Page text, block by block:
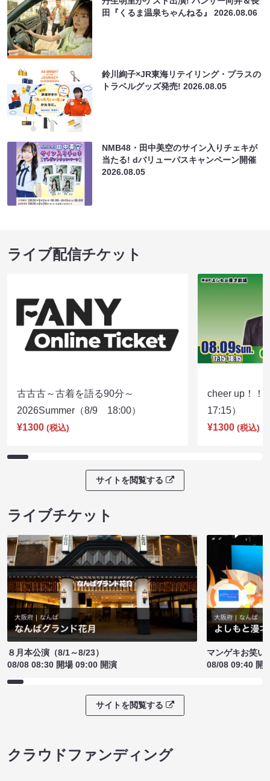
田『くるま温泉ちゃんねる』2026.08.06
鈴川絢子×JR東海リテイリング・プラスの
トラベルグッズ発売!2026.08.05
NMB48・田中美空のサイン入りチェキが
当たる! dバリューパスキャンペーン開催
2026.08.05
ライブ配信チケット
古古古～古着を語る90分～
2026Summer（8/9 18:00）
¥1300 (税込)
cheer up！
17:15）
¥1300 (税込)
サイトを閲覧する
ライブチケット
８月本公演（8/1～8/23）
08/08 08:30 開場 09:00 開演
マンゲキお笑い
08/08 09:40 開
サイトを閲覧する
クラウドファンディング